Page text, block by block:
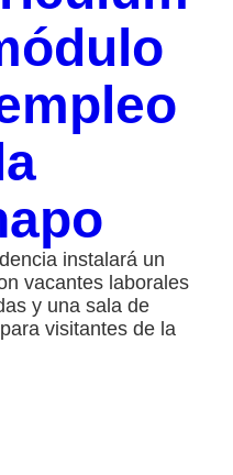
instalará un
vacantes laborales
y una sala de
visitantes de la